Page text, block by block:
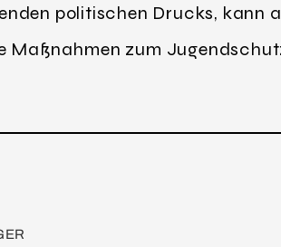
politischen Drucks, kann
Maßnahmen zum